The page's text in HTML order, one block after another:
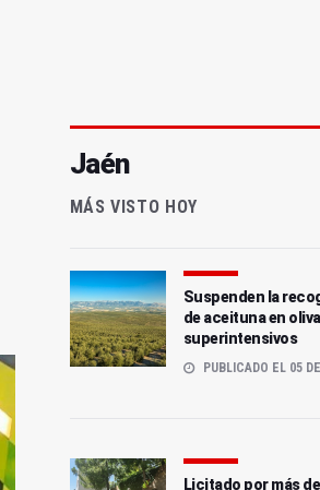
Jaén
MÁS VISTO HOY
Suspenden la
de aceituna en
superintensivos
PUBLICADO EL 05
Licitado por más